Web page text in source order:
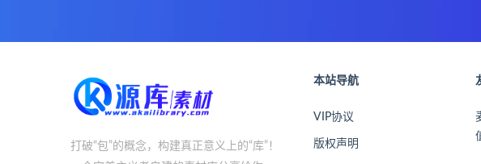
打破“包”的概念，构建真正意义上的“库”！
本站导航
VIP协议
版权声明